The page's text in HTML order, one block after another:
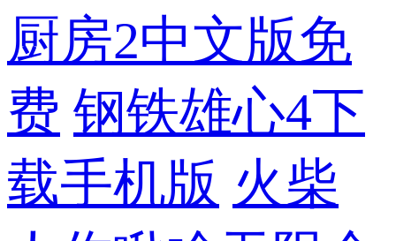
厨房2中文版免
费 钢铁雄心4下
载手机版 火柴